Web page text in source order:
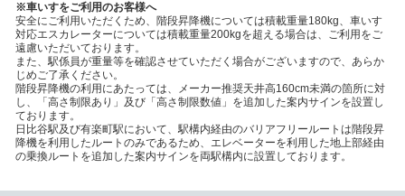
※車いすをご利用のお客様へ
安全にご利用いただくため、階段昇降機については積載重量180kg、車いす
対応エスカレーターについては積載重量200kgを超える場合は、ご利用をご
遠慮いただいております。
また、駅係員が重量等を確認させていただく場合がございますので、あらか
じめご了承ください。
階段昇降機の利用にあたっては、メーカー推奨天井高160cm未満の箇所に対
し、「高さ制限あり」及び「高さ制限数値」を追加した案内サインを設置し
ております。
日比谷駅及び有楽町駅において、駅構内経由のバリアフリールートは階段昇
降機を利用したルートのみであるため、エレベーターを利用した地上部経由
の乗換ルートを追加した案内サインを両駅構内に設置しております。